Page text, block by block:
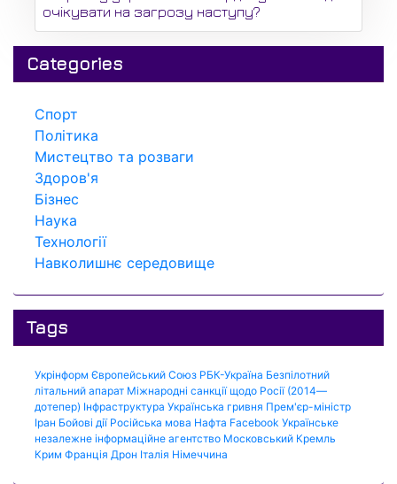
очікувати на загрозу наступу?
Categories
Спорт
Політика
Мистецтво та розваги
Здоров'я
Бізнес
Наука
Технології
Навколишнє середовище
Tags
Укрінформ Європейський Союз РБК-Україна Безпілотний
літальний апарат Міжнародні санкції щодо Росії (2014—
дотепер) Інфраструктура Українська гривня Прем'єр-міністр
Іран Бойові дії Російська мова Нафта Facebook Українське
незалежне інформаційне агентство Московський Кремль
Крим Франція Дрон Італія Німеччина